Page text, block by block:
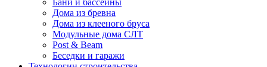
Бани и бассейны
Дома из бревна
Дома из клееного бруса
Модульные дома СЛТ
Post & Beam
Беседки и гаражи